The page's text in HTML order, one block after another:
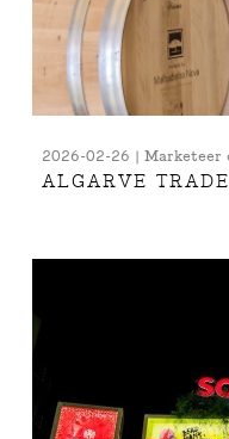
2026-02-26 | Marketeer
ALGARVE